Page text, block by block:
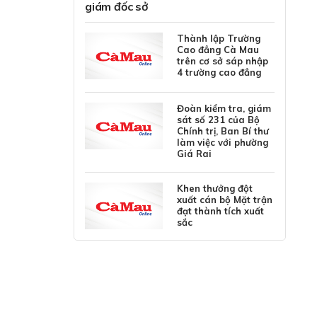
giám đốc sở
Thành lập Trường
Cao đẳng Cà Mau
trên cơ sở sáp nhập
4 trường cao đẳng
Đoàn kiểm tra, giám
sát số 231 của Bộ
Chính trị, Ban Bí thư
làm việc với phường
Giá Rai
Khen thưởng đột
xuất cán bộ Mặt trận
đạt thành tích xuất
sắc